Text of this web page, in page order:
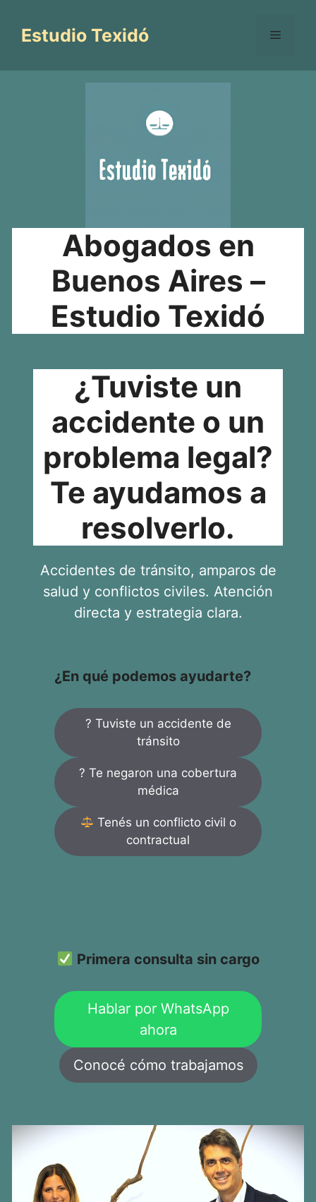
contenido
Estudio Texidó Menú
Abogados en
Buenos Aires –
Estudio Texidó
¿Tuviste un
accidente o un
problema legal?
Te ayudamos a
resolverlo.
Accidentes de tránsito, amparos de
salud y conflictos civiles. Atención
directa y estrategia clara.
¿En qué podemos ayudarte?
? Tuviste un accidente de
tránsito
? Te negaron una cobertura
médica
Tenés un conflicto civil o
contractual
Primera consulta sin cargo
Hablar por WhatsApp
ahora
Conocé cómo trabajamos